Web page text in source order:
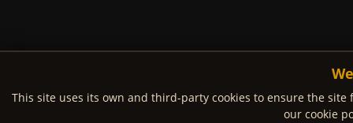
This site uses its own and third-party cookies to ensure the
our cookie